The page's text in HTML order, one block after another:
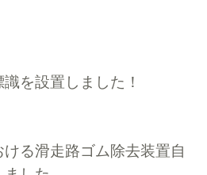
を設置しました！
る滑走路ゴム除去装置自